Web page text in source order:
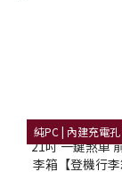
純PC | 內建充電孔